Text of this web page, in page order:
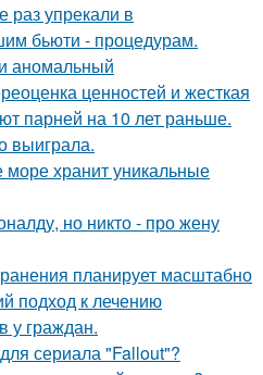
раз упрекали в
бьюти - процедурам.
аномальный
ценностей и жесткая
парней на 10 лет раньше.
выиграла.
хранит уникальные
но никто - про жену
планирует масштабно
подход к лечению
у граждан.
сериала "Fallout"?